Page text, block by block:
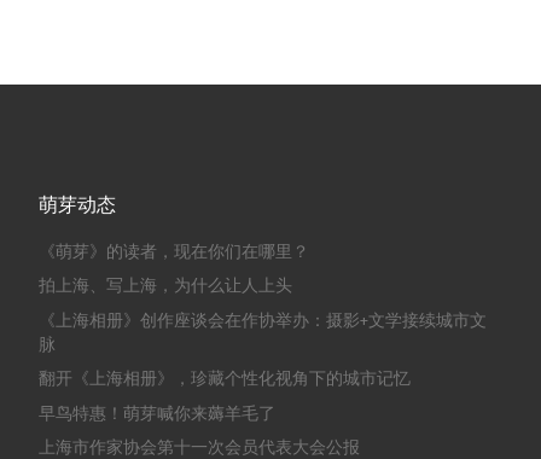
萌芽动态
《萌芽》的读者，现在你们在哪里？
拍上海、写上海，为什么让人上头
《上海相册》创作座谈会在作协举办：摄影+文学接续城市文
脉
翻开《上海相册》，珍藏个性化视角下的城市记忆
早鸟特惠！萌芽喊你来薅羊毛了
上海市作家协会第十一次会员代表大会公报